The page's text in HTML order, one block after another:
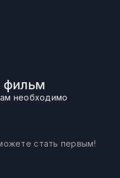
фильм
необходимо
стать первым!